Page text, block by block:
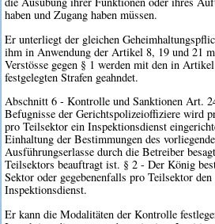
haben und Zugang haben müssen.
Er unterliegt der gleichen
ihm in Anwendung der Artikel 8, 19 und 21
Verstösse gegen § 1 werden mit den in
festgelegten Strafen geahndet.
Abschnitt 6 - Kontrolle und Sanktionen Art.
Befugnisse der Gerichtspolizeioffiziere wird
pro Teilsektor ein Inspektionsdienst
Einhaltung der Bestimmungen des
Ausführungserlasse durch die Betreiber
Teilsektors beauftragt ist. § 2 - Der König
Sektor oder gegebenenfalls pro Teilsektor
Inspektionsdienst.
Er kann die Modalitäten der Kontrolle